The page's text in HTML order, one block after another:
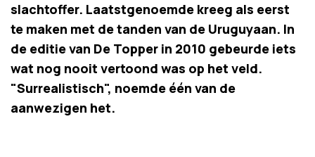
slachtoffer. Laatstgenoemde kreeg als eerst
te maken met de tanden van de Uruguyaan. In
de editie van De Topper in 2010 gebeurde iets
wat nog nooit vertoond was op het veld.
"Surrealistisch", noemde één van de
aanwezigen het.